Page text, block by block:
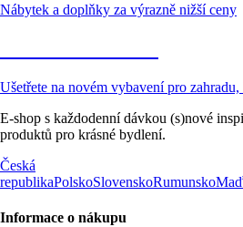
Nábytek a doplňky za výrazně nižší ceny
Ušetřete na novém vybavení pro
E-shop s každodenní dávkou (s)nové
produktů pro krásné bydlení.
Česká
republikaPolskoSlovenskoRumunsko
Informace o nákupu